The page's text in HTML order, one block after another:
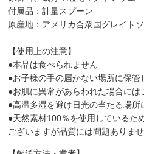
付属品：計量スプーン
原産地：アメリカ合衆国グレイト
【使用上の注意】
●本品は食べられません
●お子様の手の届かない場所に保管
●お肌に異常があらわれた場合に
●高温多湿を避け日光の当たる場所
●天然素材100％を使用しているた
ございますが品質には問題ありま